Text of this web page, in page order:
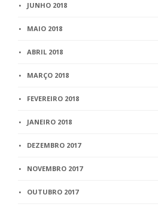
JUNHO 2018
MAIO 2018
ABRIL 2018
MARÇO 2018
FEVEREIRO 2018
JANEIRO 2018
DEZEMBRO 2017
NOVEMBRO 2017
OUTUBRO 2017